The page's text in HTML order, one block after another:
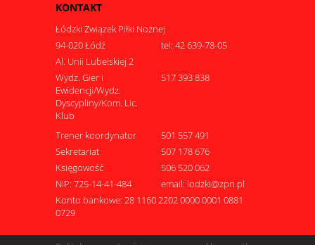
KONTAKT
Łódzki Związek Piłki Nożnej
94-020 Łódź
tel: 42 639-78-05
Al. Unii Lubelskiej 2
Wydz. Gier i
Ewidencji/Wydz.
Dyscypliny/Kom. Lic.
Klub
517 393 838
Trener koordynator
501 557 491
Sekretariat
507 178 676
Księgowość
506 520 062
NIP: 725-14-41-484
email: lodzki@zpn.pl
Konto bankowe: 28 1160 2202 0000 0001 0881
0729